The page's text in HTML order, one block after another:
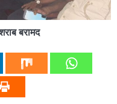
बरामद